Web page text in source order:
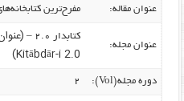
عنوان مقاله: مفرح‌ترین
عنوان مجله:
کتابدار ۲.۰ –
Kitābdār-i 2.0)
دوره مجله(Vol): ۲